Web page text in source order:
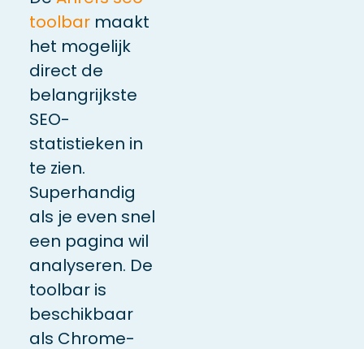
toolbarmaakt
het mogelijk
direct de
belangrijkste
SEO-
statistieken in
te zien.
Superhandig
als je even snel
een pagina wil
analyseren. De
toolbar is
beschikbaar
als Chrome-